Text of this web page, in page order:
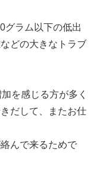
グラム以下の低出
どの大きなトラブ
を感じる方が多く
だして、またお仕
んで来るためで